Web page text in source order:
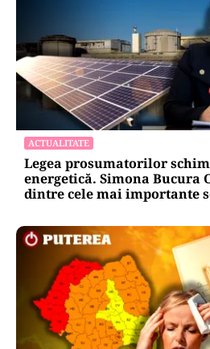
ACTUALITATE
Legea prosumatorilor
energetică. Simona Bucura
dintre cele mai importante